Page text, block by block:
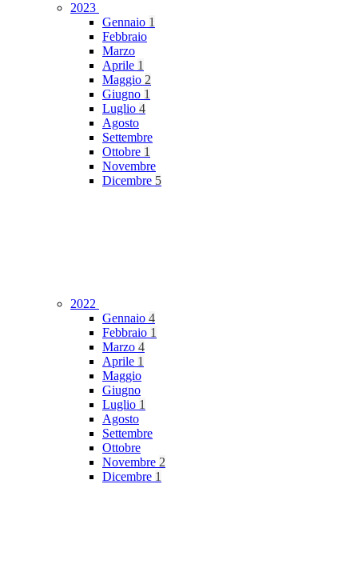
2023
Gennaio 1
Febbraio
Marzo
Aprile 1
Maggio 2
Giugno 1
Luglio 4
Agosto
Settembre
Ottobre 1
Novembre
Dicembre 5
2022
Gennaio 4
Febbraio 1
Marzo 4
Aprile 1
Maggio
Giugno
Luglio 1
Agosto
Settembre
Ottobre
Novembre 2
Dicembre 1